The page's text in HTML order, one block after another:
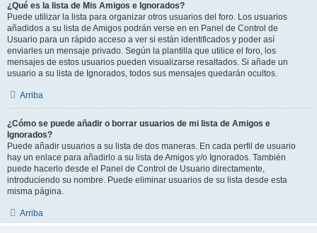
¿Qué es la lista de Mis Amigos e Ignorados?
Puede utilizar la lista para organizar otros usuarios del foro. Los usuarios
añadidos a su lista de Amigos podrán verse en en Panel de Control de
Usuario para un rápido acceso a ver si están identificados y poder así
enviarles un mensaje privado. Según la plantilla que utilice el foro, los
mensajes de estos usuarios pueden visualizarse resaltados. Si añade un
usuario a su lista de Ignorados, todos sus mensajes quedarán ocultos.
Arriba
¿Cómo se puede añadir o borrar usuarios de mi lista de Amigos e
Ignorados?
Puede añadir usuarios a su lista de dos maneras. En cada perfil de usuario
hay un enlace para añadirlo a su lista de Amigos y/o Ignorados. También
puede hacerlo desde el Panel de Control de Usuario directamente,
introduciendo su nombre. Puede eliminar usuarios de su lista desde esta
misma página.
Arriba